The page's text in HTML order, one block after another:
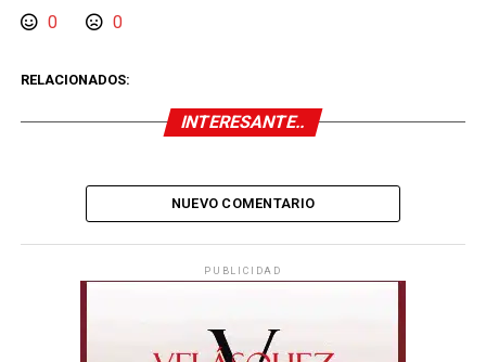
0 0
RELACIONADOS:
INTERESANTE..
NUEVO COMENTARIO
PUBLICIDAD